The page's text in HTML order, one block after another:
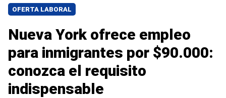
OFERTA LABORAL
Nueva York ofrece empleo
para inmigrantes por $90.000:
conozca el requisito
indispensable